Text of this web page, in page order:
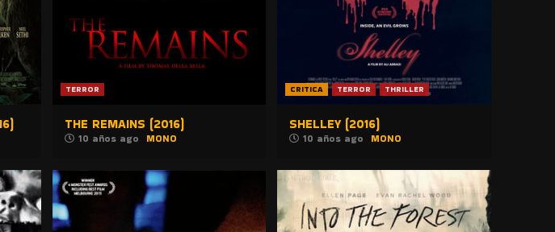
TERROR
THE REMAINS (2016)
10 años ago MONO
CRITICA TERROR THRILLER
SHELLEY (2016)
10 años ago MONO